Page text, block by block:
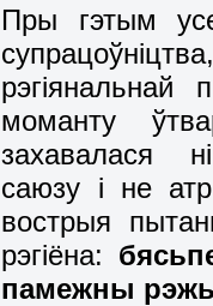
Пры гэтым
моманту
захавалася
саюзу і не
вострыя
рэгіёна:
памежны